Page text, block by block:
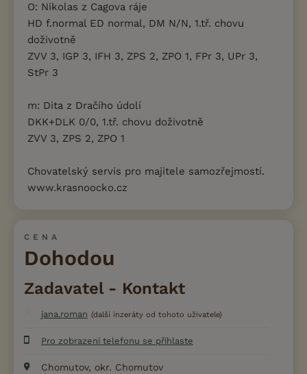
O: Nikolas z Cagova ráje
HD f.normal ED normal, DM N/N, 1.tř. chovu
doživotně
ZVV 3, IGP 3, IFH 3, ZPS 2, ZPO 1, FPr 3, UPr 3,
StPr 3
m: Dita z Dračího údolí
DKK+DLK 0/0, 1.tř. chovu doživotně
ZVV 3, ZPS 2, ZPO 1
Chovatelský servis pro majitele samozřejmostí.
www.krasnoocko.cz
CENA
Dohodou
Zadavatel - Kontakt
jana.roman (další inzeráty od tohoto uživatele)
Pro zobrazení telefonu se přihlaste
Chomutov, okr. Chomutov